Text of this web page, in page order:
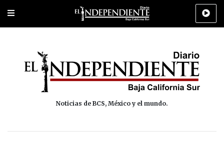
Portada Los Cabos Policiaca Deportes Cultura
Noticias de BCS, México y el mundo.